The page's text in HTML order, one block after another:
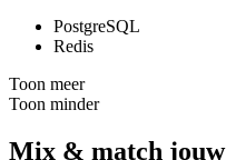
PostgreSQL
Redis
Toon meer
Toon minder
Mix & match jouw